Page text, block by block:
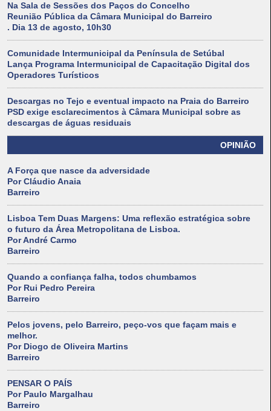
Na Sala de Sessões dos Paços do Concelho
Reunião Pública da Câmara Municipal do Barreiro
. Dia 13 de agosto, 10h30
Comunidade Intermunicipal da Península de Setúbal
Lança Programa Intermunicipal de Capacitação Digital dos
Operadores Turísticos
Descargas no Tejo e eventual impacto na Praia do Barreiro
PSD exige esclarecimentos à Câmara Municipal sobre as
descargas de águas residuais
OPINIÃO
A Força que nasce da adversidade
Por Cláudio Anaia
Barreiro
Lisboa Tem Duas Margens: Uma reflexão estratégica sobre
o futuro da Área Metropolitana de Lisboa.
Por André Carmo
Barreiro
Quando a confiança falha, todos chumbamos
Por Rui Pedro Pereira
Barreiro
Pelos jovens, pelo Barreiro, peço-vos que façam mais e
melhor.
Por Diogo de Oliveira Martins
Barreiro
PENSAR O PAÍS
Por Paulo Margalhau
Barreiro